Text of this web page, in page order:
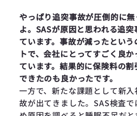
やっぱり追突事故が圧倒的に
よ。SASが原因と思われる追
ています。事故が減ったとい
トで、会社にとってすごく良
ています。結果的に保険料の
できたのも良かったです。
一方で、新たな課題として新
故が出てきました。SAS検査